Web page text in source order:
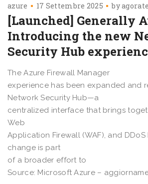
azure 17 Settembre 2025 by
[Launched] Generally
Introducing the new
Security Hub
The Azure Firewall Manager
experience has been expanded and
Network Security Hub—a
centralized interface that brings
Web
Application Firewall (WAF), and
change is part
of a broader effort to
Source: Microsoft Azure –